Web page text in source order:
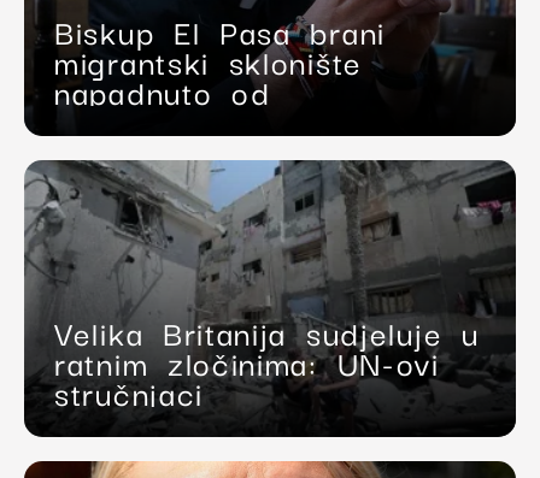
Biskup El Pasa brani
migrantski sklonište
napadnuto od
Velika Britanija sudjeluje u
ratnim zločinima: UN-ovi
stručnjaci